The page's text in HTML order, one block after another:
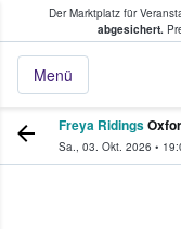
Der Marktplatz für
abgesichert.
Menü
Tickets
Freya Ridings
Sa., 03. Okt. 2026 •